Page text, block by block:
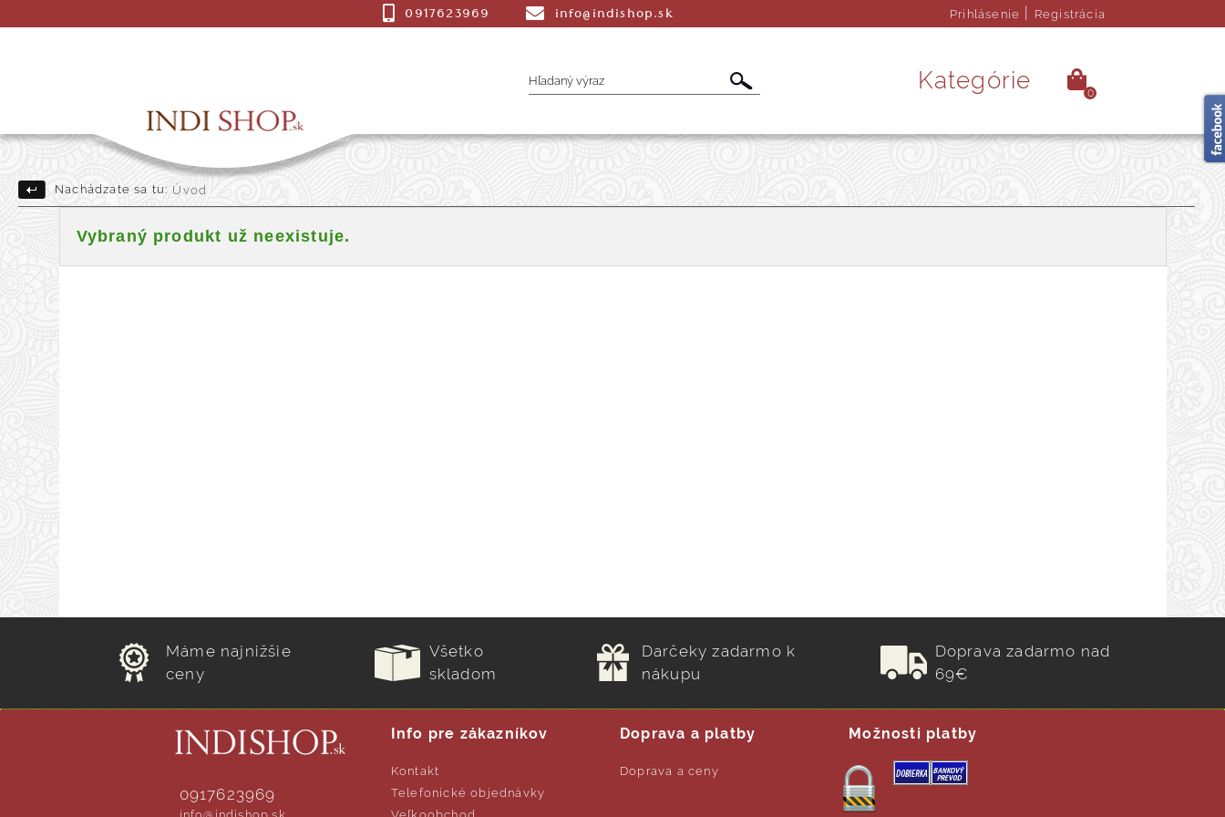
0917623969 info@indishop.sk Prihlásenie Registrácia
0
Kategórie
Drevené Sošky
Darčekové a dekoračné predmety
Nachádzate sa tu: Úvod
Vybraný produkt už neexistuje.
Máme najnižšie
ceny
Všetko
skladom
Darčeky zadarmo k
nákupu
Doprava zadarmo nad
69€
0917623969
Info pre zákazníkov
Kontakt
Telefonické objednávky
Doprava a platby
Doprava a ceny
Možnosti platby